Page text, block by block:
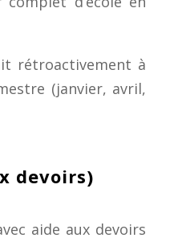
rétroactivement à
(janvier, avril,
devoirs)
aide aux devoirs